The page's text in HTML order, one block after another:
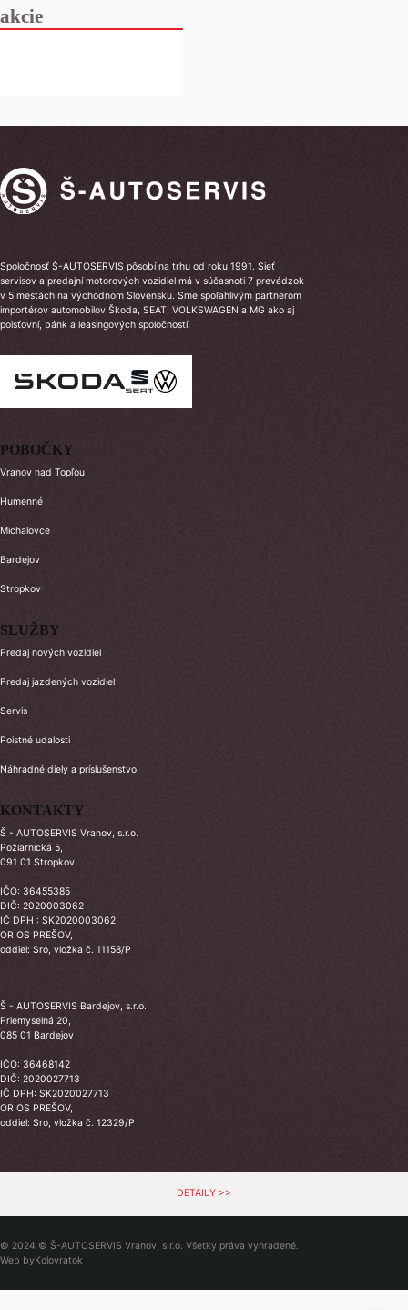
akcie
Spoločnosť Š-AUTOSERVIS pôsobí na trhu od roku 1991. Sieť
servisov a predajní motorových vozidiel má v súčasnoti 7 prevádzok
v 5 mestách na východnom Slovensku. Sme spoľahlivým partnerom
importérov automobilov Škoda, SEAT, VOLKSWAGEN a MG ako aj
poisťovní, bánk a leasingových spoločností.
POBOČKY
Vranov nad Topľou
Humenné
Michalovce
Bardejov
Stropkov
SLUŽBY
Predaj nových vozidiel
Predaj jazdených vozidiel
Servis
Poistné udalosti
Náhradné diely a príslušenstvo
KONTAKTY
Š - AUTOSERVIS Vranov, s.r.o.
Požiarnická 5,
091 01 Stropkov
IČO: 36455385
DIČ: 2020003062
IČ DPH : SK2020003062
OR OS PREŠOV,
oddiel: Sro, vložka č. 11158/P
Š - AUTOSERVIS Bardejov, s.r.o.
Priemyselná 20,
085 01 Bardejov
IČO: 36468142
DIČ: 2020027713
IČ DPH: SK2020027713
OR OS PREŠOV,
oddiel: Sro, vložka č. 12329/P
DETAILY >>
© 2024 © Š-AUTOSERVIS Vranov, s.r.o. Všetky práva vyhradené.
Web byKolovratok